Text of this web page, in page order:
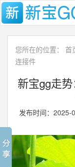
您所在的位置： 首
连接件
新宝gg走
发布时间：